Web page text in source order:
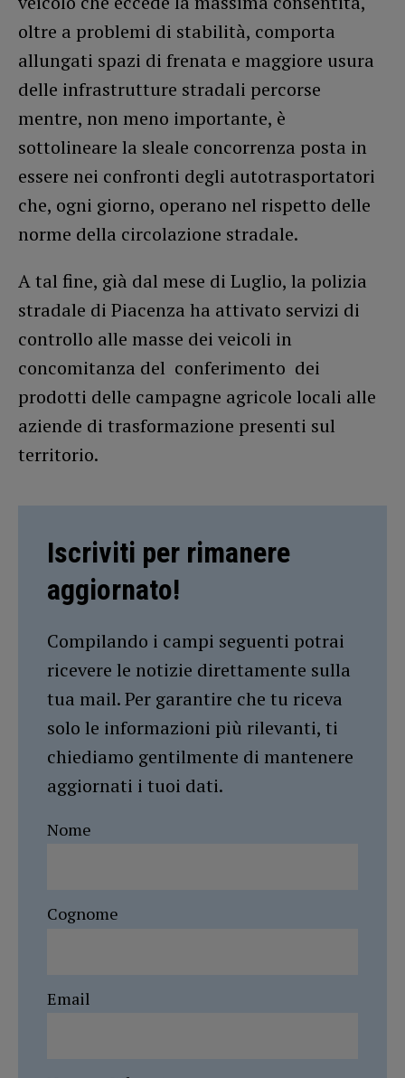
oltre a problemi di stabilità, comporta
allungati spazi di frenata e maggiore usura
delle infrastrutture stradali percorse
mentre, non meno importante, è
sottolineare la sleale concorrenza posta in
essere nei confronti degli autotrasportatori
che, ogni giorno, operano nel rispetto delle
norme della circolazione stradale.
A tal fine, già dal mese di Luglio, la polizia
stradale di Piacenza ha attivato servizi di
controllo alle masse dei veicoli in
concomitanza del conferimento dei
prodotti delle campagne agricole locali alle
aziende di trasformazione presenti sul
territorio.
Iscriviti per rimanere
aggiornato!
Compilando i campi seguenti potrai
ricevere le notizie direttamente sulla
tua mail. Per garantire che tu riceva
solo le informazioni più rilevanti, ti
chiediamo gentilmente di mantenere
aggiornati i tuoi dati.
Nome
Cognome
Email